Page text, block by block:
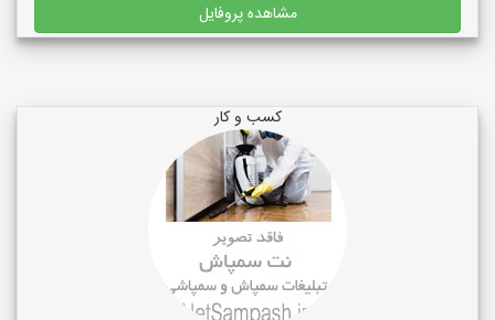
مشاهده پروفایل
کسب و کار